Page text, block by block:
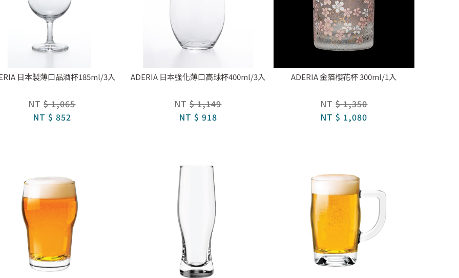
日本製薄口品酒杯185ml/3入
NT $ 1,065
NT $ 852
ADERIA 日本強化薄口高球杯400ml/3入
NT $ 1,149
NT $ 918
ADERIA 金箔櫻花杯 300ml/1入
NT $ 1,350
NT $ 1,080